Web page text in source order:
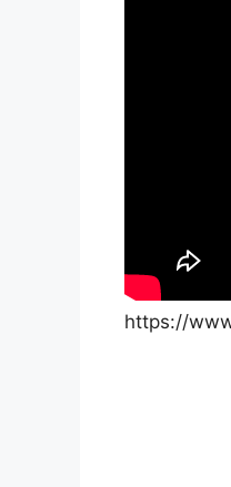
https://